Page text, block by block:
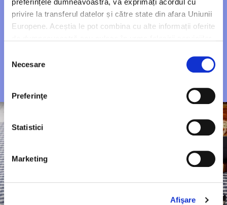
preferințele dumneavoastră, vă exprimați acordul cu
privire la transferul datelor și către state din afara Uniunii
Europene. Aceștia le pot combina cu alte informații oferite
Politica de confidențialitate
consimțământului
Necesare
Preferinţe
Statistici
Marketing
Afişare
Hochland Crème și zmeură